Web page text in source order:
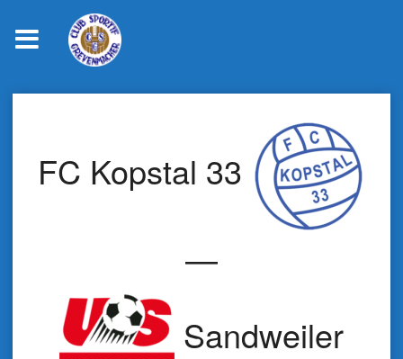
FC Kopstal 33
—
Sandweiler